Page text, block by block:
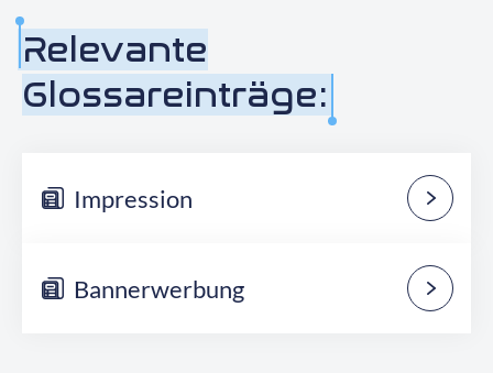
Relevante
Glossareinträge:
Impression
Bannerwerbung